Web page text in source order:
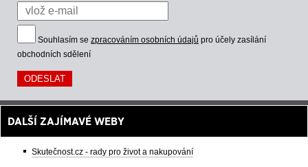
Souhlasím se zpracováním osobních údajů pro účely zasílání
obchodních sdělení
DALŠÍ ZAJÍMAVÉ WEBY
Skutečnost.cz - rady pro život a nakupování